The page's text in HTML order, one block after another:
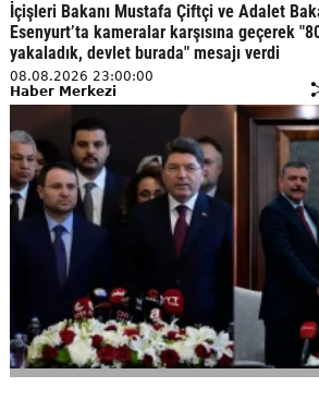
İçişleri Bakanı Mustafa Çiftçi ve Adalet
Esenyurt’ta kameralar karşısına geçerek
yakaladık, devlet burada" mesajı verdi
08.08.2026 23:00:00
Haber Merkezi